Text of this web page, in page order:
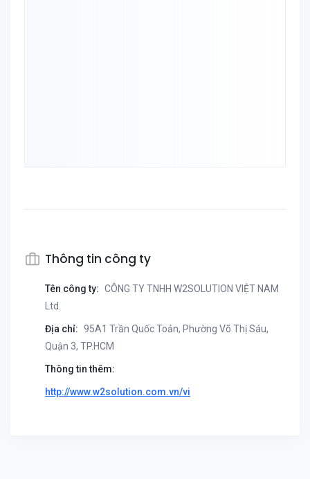
Thông tin công ty
Tên công ty: CÔNG TY TNHH W2SOLUTION VIỆT NAM
Ltd.
Địa chỉ: 95A1 Trần Quốc Toản, Phường Võ Thị Sáu,
Quận 3, TP.HCM
Thông tin thêm:
http://www.w2solution.com.vn/vi